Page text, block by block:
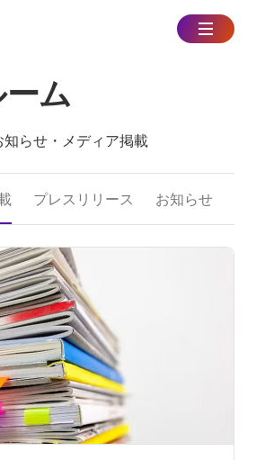
ム
らせ・メディア掲載
プレスリリース お知らせ